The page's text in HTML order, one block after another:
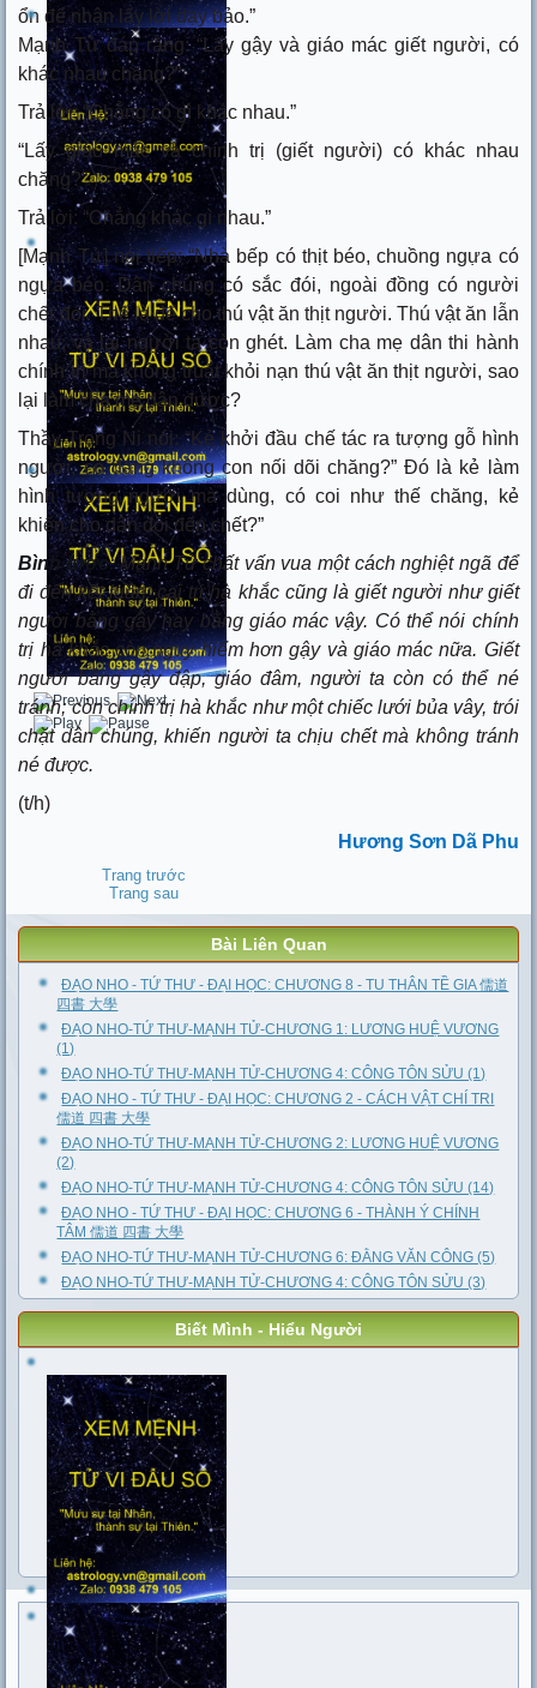
ổn để nhận lấy lời dạy bảo.”
Mạnh Tử đáp rằng: “Lấy gậy và giáo mác giết người, có
khác nhau chăng?”
Trả lời: “Chẳng có gì khác nhau.”
“Lấy giáo mác và chính trị (giết người) có khác nhau
chăng?”
Trả lời: “Chẳng khác gì nhau.”
[Mạnh Tử] nói tiếp: “Nhà bếp có thịt béo, chuồng ngựa có
ngựa béo. Dân chúng có sắc đói, ngoài đồng có người
chết đói. Thế là để cho thú vật ăn thịt người. Thú vật ăn lẫn
nhau, vả lại người ta còn ghét. Làm cha mẹ dân thi hành
chính trị mà không truất khỏi nạn thú vật ăn thịt người, sao
lại làm cha mẹ dân được?
Thầy Trọng Ni nói: “Kẻ khởi đầu chế tác ra tượng gỗ hình
người, có đáng không con nối dõi chăng?” Đó là kẻ làm
hình tượng người mà dùng, có coi như thế chăng, kẻ
khiến cho dân đói đến chết?”
Bình lược:Mạnh Tử chất vấn vua một cách nghiệt ngã để
đi đến kết luận: cai trị hà khắc cũng là giết người như giết
người bằng gậy hay bằng giáo mác vậy. Có thể nói chính
trị hà khắc còn nguy hiểm hơn gậy và giáo mác nữa. Giết
người bằng gậy đập, giáo đâm, người ta còn có thể né
tránh; còn chính trị hà khắc như một chiếc lưới bủa vây, trói
chặt dân chúng, khiến người ta chịu chết mà không tránh
né được.
(t/h)
Hương Sơn Dã Phu
Trang trước
Trang sau
Bài Liên Quan
ĐẠO NHO - TỨ THƯ - ĐẠI HỌC: CHƯƠNG 8 - TU THÂN TỀ GIA 儒道
四書 大學
ĐẠO NHO-TỨ THƯ-MẠNH TỬ-CHƯƠNG 1: LƯƠNG HUỆ VƯƠNG
(1)
ĐẠO NHO-TỨ THƯ-MẠNH TỬ-CHƯƠNG 4: CÔNG TÔN SỬU (1)
ĐẠO NHO - TỨ THƯ - ĐẠI HỌC: CHƯƠNG 2 - CÁCH VẬT CHÍ TRI
儒道 四書 大學
ĐẠO NHO-TỨ THƯ-MẠNH TỬ-CHƯƠNG 2: LƯƠNG HUỆ VƯƠNG
(2)
ĐẠO NHO-TỨ THƯ-MẠNH TỬ-CHƯƠNG 4: CÔNG TÔN SỬU (14)
ĐẠO NHO - TỨ THƯ - ĐẠI HỌC: CHƯƠNG 6 - THÀNH Ý CHÍNH
TÂM 儒道 四書 大學
ĐẠO NHO-TỨ THƯ-MẠNH TỬ-CHƯƠNG 6: ĐẰNG VĂN CÔNG (5)
ĐẠO NHO-TỨ THƯ-MẠNH TỬ-CHƯƠNG 4: CÔNG TÔN SỬU (3)
Biết Mình - Hiểu Người